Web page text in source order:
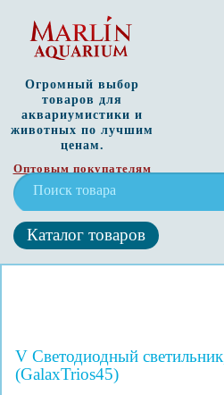
Огромный выбор
товаров для
аквариумистики и
животных по лучшим
ценам.
Оптовым покупателям
Каталог товаров
V Светодиодный
(GalaxTrios45)